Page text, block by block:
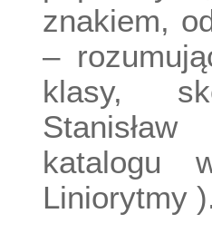
znakiem,
–
klasy,
katalogu
Liniorytmy